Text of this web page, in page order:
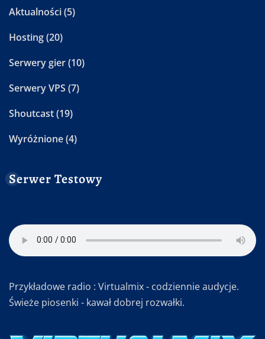
Aktualności(5)
Hosting(20)
Serwery gier(10)
Serwery VPS (7)
Shoutcast(19)
Wyróżnione(4)
Serwer Testowy
Przykładowe radio : Virtualmix - codziennie audycje.
Świeże piosenki - kawał dobrej rozwałki.